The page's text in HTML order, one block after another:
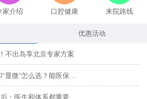
家介绍 口腔健康 来院路线
优惠活动
不出岛享北京专家方案
显微”怎么选？能医保…
：医生和体系都重要